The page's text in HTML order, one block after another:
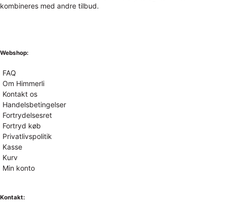
kombineres med andre tilbud.
Webshop:
FAQ
Om Himmerli
Kontakt os
Handelsbetingelser
Fortrydelsesret
Fortryd køb
Privatlivspolitik
Kasse
Kurv
Min konto
Kontakt: